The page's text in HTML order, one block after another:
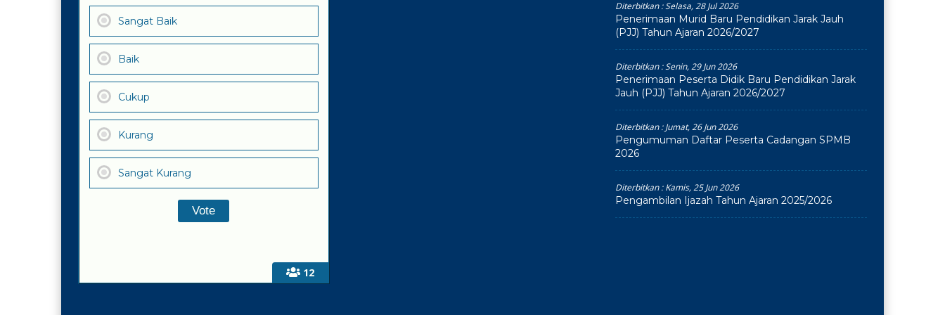
12
Sangat Baik
Baik
Cukup
Kurang
Sangat Kurang
Diterbitkan :Selasa, 28 Jul 2026
Penerimaan Murid Baru Pendidikan Jarak Jauh
(PJJ) Tahun Ajaran 2026/2027
Diterbitkan :Senin, 29 Jun 2026
Penerimaan Peserta Didik Baru Pendidikan Jarak
Jauh (PJJ) Tahun Ajaran 2026/2027
Diterbitkan :Jumat, 26 Jun 2026
Pengumuman Daftar Peserta Cadangan SPMB
2026
Diterbitkan :Kamis, 25 Jun 2026
Pengambilan Ijazah Tahun Ajaran 2025/2026